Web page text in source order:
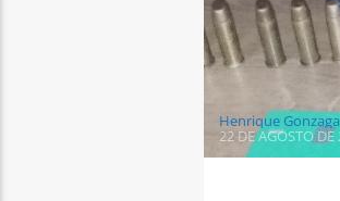
Henrique Gonzaga
22 DE AGOSTO DE